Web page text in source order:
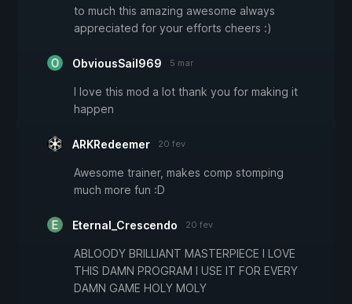
to much this amazing awesome always
appreciated for your efforts cheers :)
ObviousSail969 5 mar
I love this mod a lot thank you for making it
happen
ARKRedeemer 20 fev
Awesome trainer, makes comp stomping
much more fun :D
Eternal_Crescendo 20 fev
ABLOODY BRILLIANT MASTERPIECE I LOVE
THIS DAMN PROGRAM I USE IT FOR EVERY
DAMN GAME HOLY MOLY